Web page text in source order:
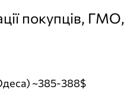
покупців, ГМО,
~385-388$